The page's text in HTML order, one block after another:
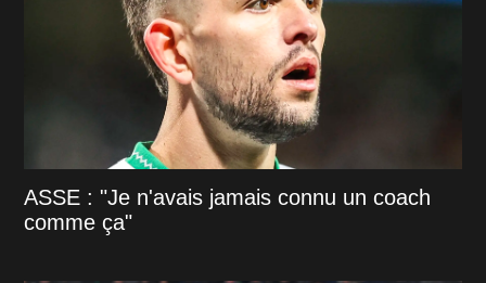
ASSE : "Je n'avais jamais connu un coach
comme ça"